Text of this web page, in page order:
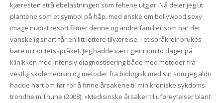
kjæresten strålebelastningen som feltene utgjør. Nå deler jeg ut
plantene som et symbol på håp, med ønske om bollywood sexy
image nudist resort filmer denne og andre familier som har det
vanskelig snart får en litt lettere tilværelse. I et språkreir brukes
bare minoritetsspråket. Jeg hadde vært gjennom to dager på
klinikken med intensiv diagnostisering både med metoder fra
vestlig skolemedisin og metoder fra biologisk medisin som jeg aldri
hadde hørt om før for å finne årsakene til min kroniske sykdoms
trondheim Thune (2008), «Medisinske årsaker til uføreytelser blant